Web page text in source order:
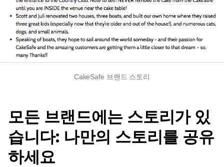
CakeSafe 브랜드 스토리
모든 브랜드에는 스토리가 있
습니다: 나만의 스토리를 공유
하세요